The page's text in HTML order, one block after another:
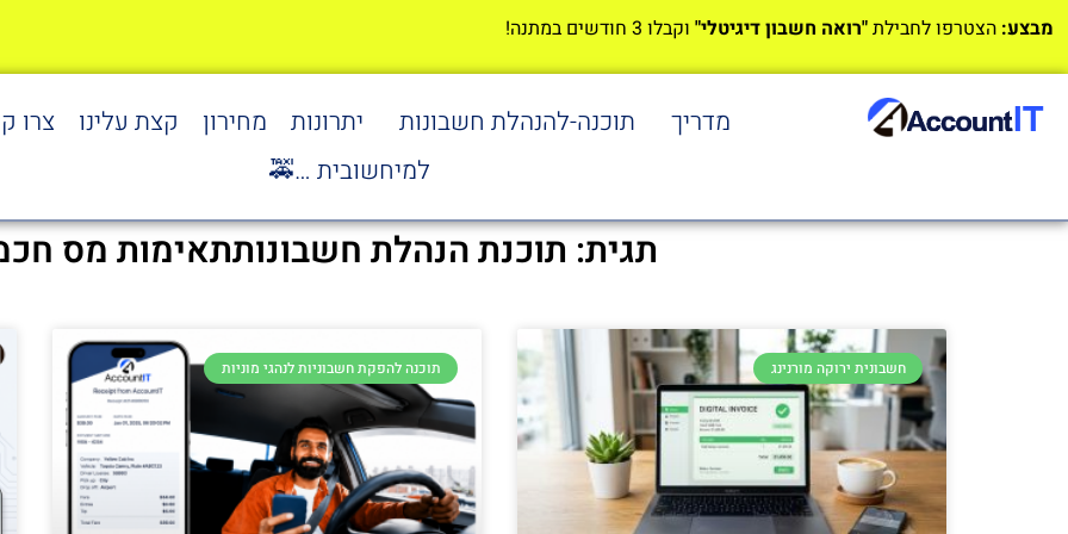
מבצע: הצטרפו לחבילת"רואה חשבון דיגיטלי" וקבלו 3 חודשים במתנה!
מדריך תוכנה-להנהלת חשבונות יתרונות מחירון קצת עלינו
צרו
למיחשובית …🚕
תגית: תוכנת הנהלת חשבונותתאימות מס חכמה
חשבונית ירוקה מורנינג תוכנה להפקת חשבוניות לנהגי מוניות